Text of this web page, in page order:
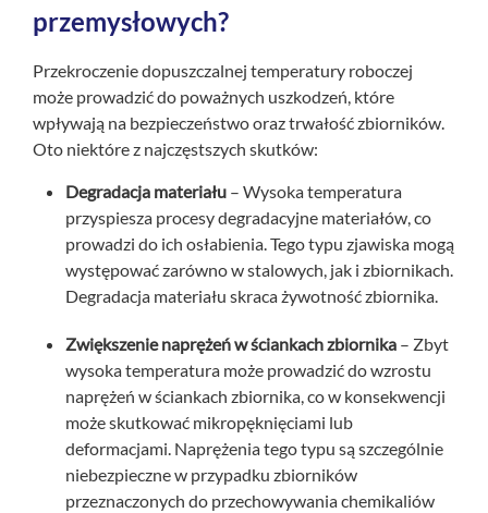
przemysłowych?
Przekroczenie dopuszczalnej temperatury roboczej
może prowadzić do poważnych uszkodzeń, które
wpływają na bezpieczeństwo oraz trwałość zbiorników.
Oto niektóre z najczęstszych skutków:
Degradacja materiału – Wysoka temperatura
przyspiesza procesy degradacyjne materiałów, co
prowadzi do ich osłabienia. Tego typu zjawiska mogą
występować zarówno w stalowych, jak i zbiornikach.
Degradacja materiału skraca żywotność zbiornika.
Zwiększenie naprężeń w ściankach zbiornika – Zbyt
wysoka temperatura może prowadzić do wzrostu
naprężeń w ściankach zbiornika, co w konsekwencji
może skutkować mikropęknięciami lub
deformacjami. Naprężenia tego typu są szczególnie
niebezpieczne w przypadku zbiorników
przeznaczonych do przechowywania chemikaliów